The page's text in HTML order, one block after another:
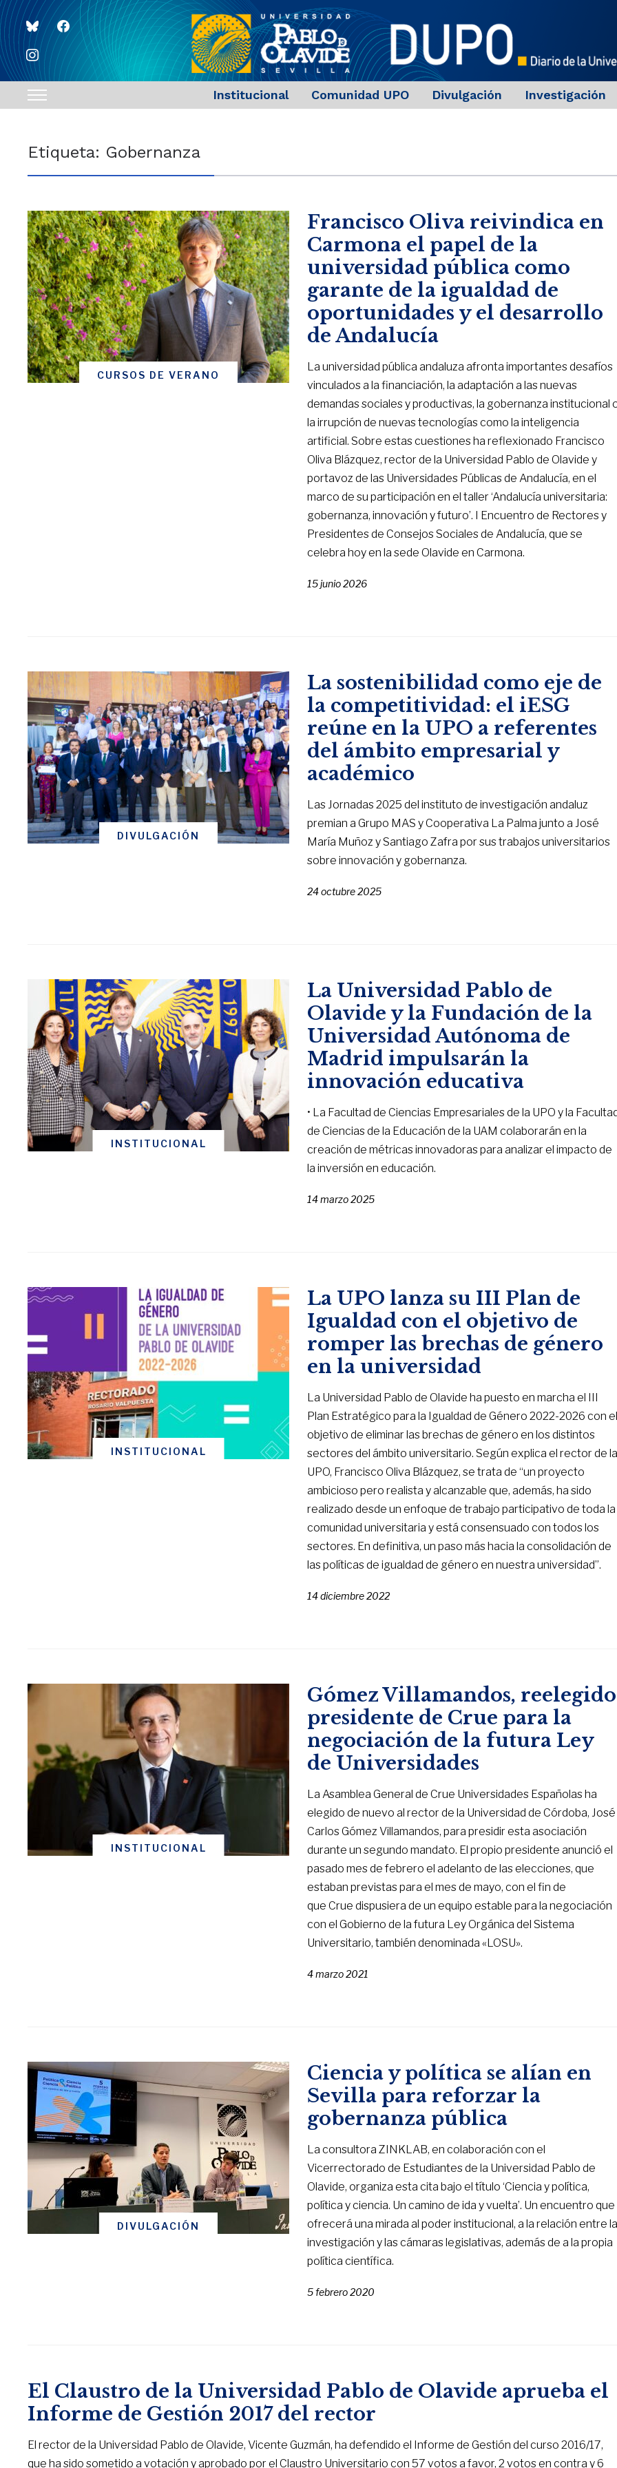
blueskyfacebook
instagram
Toggle
navigation
Institucional Comunidad UPO Divulgación Investigación
Etiqueta: Gobernanza
CURSOS DE VERANO
Francisco Oliva reivindica en
Carmona el papel de la
universidad pública como
garante de la igualdad de
oportunidades y el desarrollo
de Andalucía
La universidad pública andaluza afronta importantes desafíos
vinculados a la financiación, la adaptación a las nuevas
demandas sociales y productivas, la gobernanza institucional
la irrupción de nuevas tecnologías como la inteligencia
artificial. Sobre estas cuestiones ha reflexionado Francisco
Oliva Blázquez, rector de la Universidad Pablo de Olavide y
portavoz de las Universidades Públicas de Andalucía, en el
marco de su participación en el taller ‘Andalucía universitaria:
gobernanza, innovación y futuro’. I Encuentro de Rectores y
Presidentes de Consejos Sociales de Andalucía, que se
celebra hoy en la sede Olavide en Carmona.
15 junio 2026
DIVULGACIÓN
La sostenibilidad como eje de
la competitividad: el iESG
reúne en la UPO a referentes
del ámbito empresarial y
académico
Las Jornadas 2025 del instituto de investigación andaluz
premian a Grupo MAS y Cooperativa La Palma junto a José
María Muñoz y Santiago Zafra por sus trabajos universitarios
sobre innovación y gobernanza.
24 octubre 2025
INSTITUCIONAL
La Universidad Pablo de
Olavide y la Fundación de la
Universidad Autónoma de
Madrid impulsarán la
innovación educativa
• La Facultad de Ciencias Empresariales de la UPO y la
de Ciencias de la Educación de la UAM colaborarán en la
creación de métricas innovadoras para analizar el impacto de
la inversión en educación.
14 marzo 2025
INSTITUCIONAL
La UPO lanza su III Plan de
Igualdad con el objetivo de
romper las brechas de género
en la universidad
La Universidad Pablo de Olavide ha puesto en marcha el III
Plan Estratégico para la Igualdad de Género 2022-2026 con
objetivo de eliminar las brechas de género en los distintos
sectores del ámbito universitario. Según explica el rector de
UPO, Francisco Oliva Blázquez, se trata de “un proyecto
ambicioso pero realista y alcanzable que, además, ha sido
realizado desde un enfoque de trabajo participativo de toda la
comunidad universitaria y está consensuado con todos los
sectores. En definitiva, un paso más hacia la consolidación de
las políticas de igualdad de género en nuestra universidad”.
14 diciembre 2022
INSTITUCIONAL
Gómez Villamandos, reelegido
presidente de Crue para la
negociación de la futura Ley
de Universidades
La Asamblea General de Crue Universidades Españolas ha
elegido de nuevo al rector de la Universidad de Córdoba, José
Carlos Gómez Villamandos, para presidir esta asociación
durante un segundo mandato. El propio presidente anunció el
pasado mes de febrero el adelanto de las elecciones, que
estaban previstas para el mes de mayo, con el fin de
que Crue dispusiera de un equipo estable para la negociación
con el Gobierno de la futura Ley Orgánica del Sistema
Universitario, también denominada «LOSU».
4 marzo 2021
DIVULGACIÓN
Ciencia y política se alían en
Sevilla para reforzar la
gobernanza pública
La consultora ZINKLAB, en colaboración con el
Vicerrectorado de Estudiantes de la Universidad Pablo de
Olavide, organiza esta cita bajo el título ‘Ciencia y política,
política y ciencia. Un camino de ida y vuelta’. Un encuentro que
ofrecerá una mirada al poder institucional, a la relación entre
investigación y las cámaras legislativas, además de a la propia
política científica.
5 febrero 2020
El Claustro de la Universidad Pablo de Olavide aprueba el
Informe de Gestión 2017 del rector
El rector de la Universidad Pablo de Olavide, Vicente Guzmán, ha defendido el Informe de Gestión del curso 2016/17,
que ha sido sometido a votación y aprobado por el Claustro Universitario con 57 votos a favor, 2 votos en contra y 6